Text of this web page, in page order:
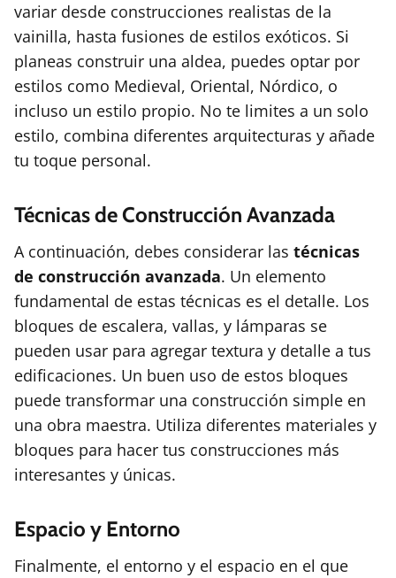
variar desde construcciones realistas de la
vainilla, hasta fusiones de estilos exóticos. Si
planeas construir una aldea, puedes optar por
estilos como Medieval, Oriental, Nórdico, o
incluso un estilo propio. No te limites a un solo
estilo, combina diferentes arquitecturas y añade
tu toque personal.
Técnicas de Construcción Avanzada
A continuación, debes considerar las técnicas
de construcción avanzada. Un elemento
fundamental de estas técnicas es el detalle. Los
bloques de escalera, vallas, y lámparas se
pueden usar para agregar textura y detalle a tus
edificaciones. Un buen uso de estos bloques
puede transformar una construcción simple en
una obra maestra. Utiliza diferentes materiales y
bloques para hacer tus construcciones más
interesantes y únicas.
Espacio y Entorno
Finalmente, el entorno y el espacio en el que